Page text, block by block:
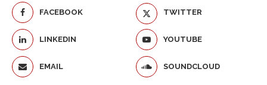
FACEBOOK TWITTER
LINKEDIN YOUTUBE
EMAIL SOUNDCLOUD